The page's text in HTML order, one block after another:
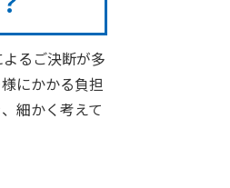
るご決断が多
にかかる負担
細かく考えて